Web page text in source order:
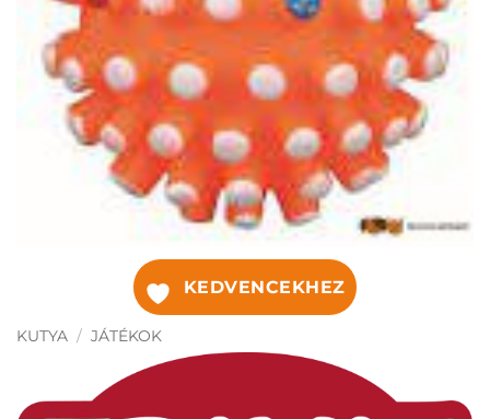
KEDVENCEKHEZ
KUTYA / JÁTÉKOK